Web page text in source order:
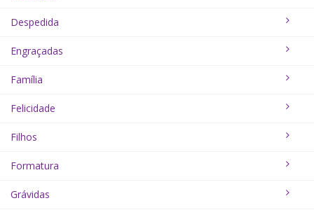
Despedida
Engraçadas
Família
Felicidade
Filhos
Formatura
Grávidas